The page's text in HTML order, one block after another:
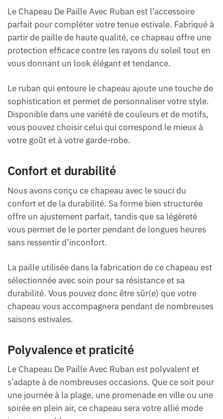
Le Chapeau De Paille Avec Ruban est l’accessoire
parfait pour compléter votre tenue estivale. Fabriqué à
partir de paille de haute qualité, ce chapeau offre une
protection efficace contre les rayons du soleil tout en
vous donnant un look élégant et tendance.
Le ruban qui entoure le chapeau ajoute une touche de
sophistication et permet de personnaliser votre style.
Disponible dans une variété de couleurs et de motifs,
vous pouvez choisir celui qui correspond le mieux à
votre goût et à votre garde-robe.
Confort et durabilité
Nous avons conçu ce chapeau avec le souci du
confort et de la durabilité. Sa forme bien structurée
offre un ajustement parfait, tandis que sa légèreté
vous permet de le porter pendant de longues heures
sans ressentir d’inconfort.
La paille utilisée dans la fabrication de ce chapeau est
sélectionnée avec soin pour sa résistance et sa
durabilité. Vous pouvez donc être sûr(e) que votre
chapeau vous accompagnera pendant de nombreuses
saisons estivales.
Polyvalence et praticité
Le Chapeau De Paille Avec Ruban est polyvalent et
s’adapte à de nombreuses occasions. Que ce soit pour
une journée à la plage, une promenade en ville ou une
soirée en plein air, ce chapeau sera votre allié mode